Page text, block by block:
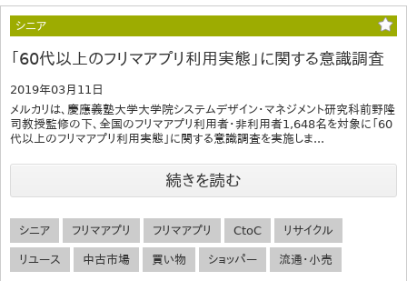
シニア
「60代以上のフリマアプリ利用実態」に関する意識調査
2019年03月11日
メルカリは、慶應義塾大学大学院システムデザイン・マネジメント研究科前野隆
司教授監修の下、全国のフリマアプリ利用者・非利用者1,648名を対象に「60
代以上のフリマアプリ利用実態」に関する意識調査を実施しま...
続きを読む
シニア フリマアプリ フリマアプリ CtoC リサイクル
リユース 中古市場 買い物 ショッパー 流通・小売